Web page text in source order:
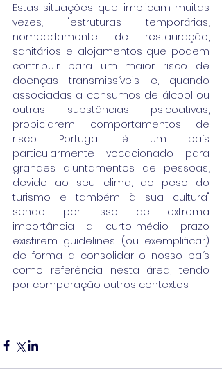
Estas situações que, implicam muitas
vezes, "estruturas temporárias,
nomeadamente de restauração,
sanitários e alojamentos que podem
contribuir para um maior risco de
doenças transmissíveis e, quando
associadas a consumos de álcool ou
outras substâncias psicoativas,
propiciarem comportamentos de
risco. Portugal é um país
particularmente vocacionado para
grandes ajuntamentos de pessoas,
devido ao seu clima, ao peso do
turismo e também à sua cultura"
sendo por isso de extrema
importância a curto-médio prazo
existirem guidelines (ou exemplificar)
de forma a consolidar o nosso país
como referência nesta área, tendo
por comparação outros contextos.